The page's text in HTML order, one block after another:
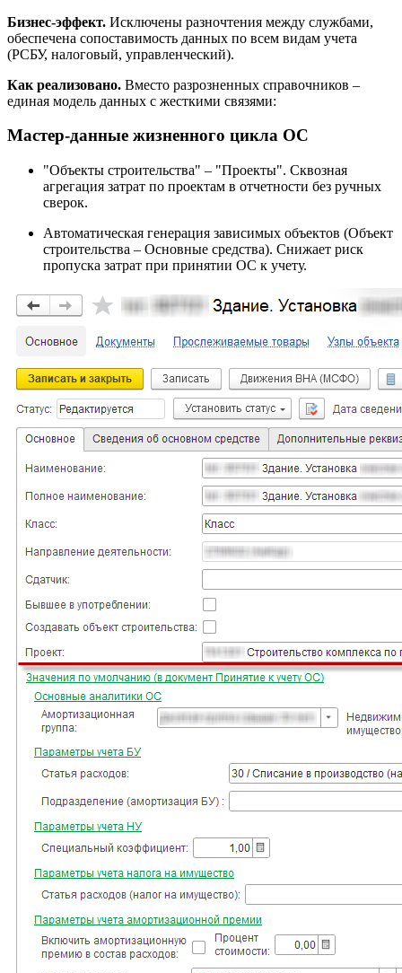
Бизнес‑эффект. Исключены разночтения между службами,
обеспечена сопоставимость данных по всем видам учета
(РСБУ, налоговый, управленческий).
Как реализовано. Вместо разрозненных справочников –
единая модель данных с жесткими связями:
Мастер-данные жизненного цикла ОС
"Объекты строительства" – "Проекты". Сквозная
агрегация затрат по проектам в отчетности без ручных
сверок.
Автоматическая генерация зависимых объектов (Объект
строительства – Основные средства). Снижает риск
пропуска затрат при принятии ОС к учету.